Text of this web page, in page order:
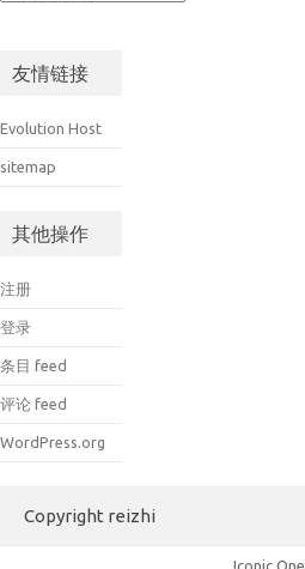
友情链接
Evolution Host
sitemap
其他操作
注册
登录
条目 feed
评论 feed
WordPress.org
Copyright reizhi